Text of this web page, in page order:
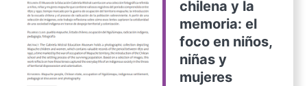
chilena y la
memoria: el
foco en niños,
niñas y
mujeres